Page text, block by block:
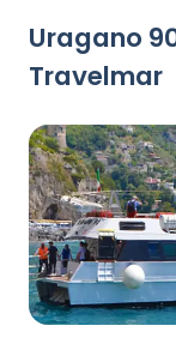
Uragano
Travelmar